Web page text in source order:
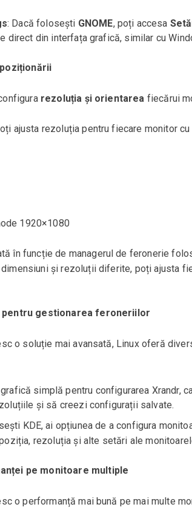
: Dacă folosești GNOME, poți accesa
direct din interfața grafică, similar cu
rezoluția și orientarea fiecărui
ajusta rezoluția pentru fiecare monitor
1920×1080
în funcție de managerul de feronerie
dimensiuni și rezoluții diferite, poți ajusta
gestionarea feroneriilor
o soluție mai avansată, Linux oferă
simplă pentru configurarea Xrandr,
și să creezi configurații salvate.
KDE, ai opțiunea de a configura
rezoluția și alte setări ale
pe monitoare multiple
o performanță mai bună pe mai multe